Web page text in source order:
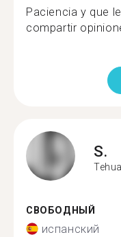
Paciencia y que
compartir
S.
СВОБОДНЫЙ
испанский